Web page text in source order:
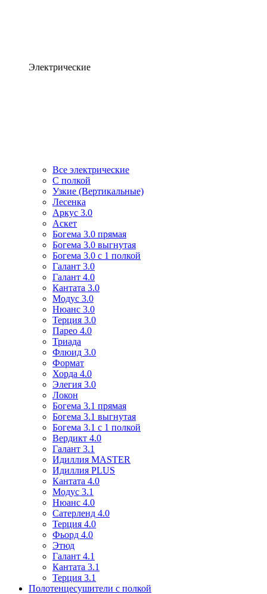
Электрические
Все электрические
С полкой
Узкие (Вертикальные)
Лесенка
Аркус 3.0
Аскет
Богема 3.0 прямая
Богема 3.0 выгнутая
Богема 3.0 с 1 полкой
Галант 3.0
Галант 4.0
Кантата 3.0
Модус 3.0
Нюанс 3.0
Терция 3.0
Парео 4.0
Триада
Флюид 3.0
Формат
Хорда 4.0
Элегия 3.0
Локон
Богема 3.1 прямая
Богема 3.1 выгнутая
Богема 3.1 с 1 полкой
Вердикт 4.0
Галант 3.1
Идиллия MASTER
Идиллия PLUS
Кантата 4.0
Модус 3.1
Нюанс 4.0
Сатерленд 4.0
Терция 4.0
Фьорд 4.0
Этюд
Галант 4.1
Кантата 3.1
Терция 3.1
Полотенцесушители с полкой